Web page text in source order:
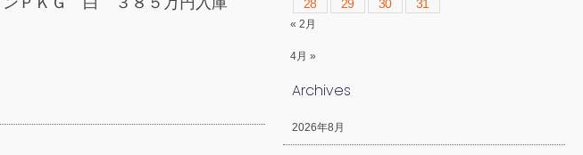
28
29 30 31
« 2月
4月 »
Archives
2026年8月